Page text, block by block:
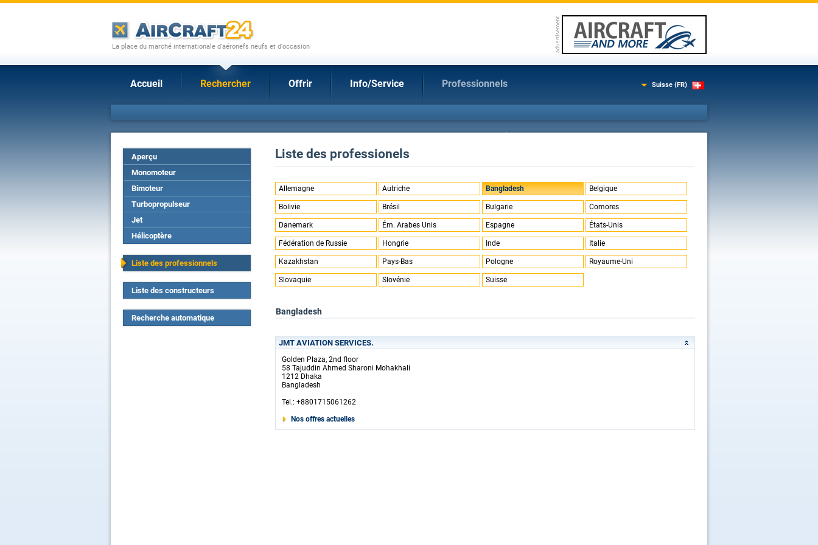
La place du marché internationale d'aéronefs neufs et d'occasion
Accueil Rechercher Offrir Info/Service Professionnels Suisse (FR)
Aperçu
Monomoteur
Bimoteur
Turbopropulseur
Jet
Hélicoptère
Liste des professionnels
Liste des constructeurs
Recherche automatique
Liste des professionels
Allemagne Autriche Bangladesh Belgique
Bolivie Brésil Bulgarie Comores
Danemark Ém. Arabes Unis Espagne États-Unis
Fédération de Russie Hongrie Inde Italie
Kazakhstan Pays-Bas Pologne Royaume-Uni
Slovaquie Slovénie Suisse
Bangladesh
JMT AVIATION SERVICES.
Golden Plaza, 2nd floor
58 Tajuddin Ahmed Sharoni Mohakhali
1212 Dhaka
Bangladesh
Tel.: +8801715061262
Nos offres actuelles